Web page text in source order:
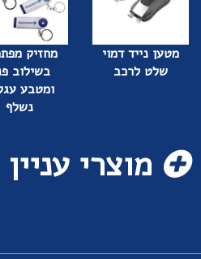
מטען נייד דמוי
שלט לרכב
מחזיק
בשילוב
ומטבע
נשלף
מוצרי